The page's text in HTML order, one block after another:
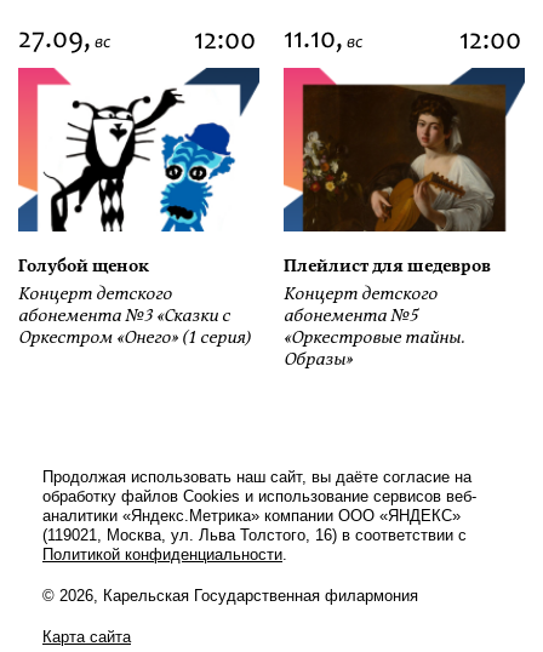
27.09, вс 12:00
Голубой щенок
Концерт детского
абонемента №3 «Сказки с
Оркестром «Онего» (1 серия)
11.10, вс 12:00
Плейлист для шедевров
Концерт детского
абонемента №5
«Оркестровые тайны.
Образы»
Продолжая использовать наш сайт, вы даёте согласие на
обработку файлов Cookies и использование сервисов веб-
аналитики «Яндекс.Метрика» компании ООО «ЯНДЕКС»
(119021, Москва, ул. Льва Толстого, 16) в соответствии с
Политикой конфиденциальности.
© 2026, Карельская Государственная филармония
Карта сайта